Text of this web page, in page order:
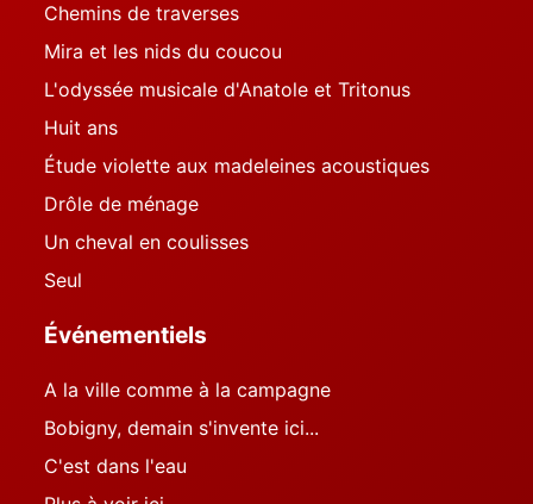
Chemins de traverses
Mira et les nids du coucou
L'odyssée musicale d'Anatole et Tritonus
Huit ans
Étude violette aux madeleines acoustiques
Drôle de ménage
Un cheval en coulisses
Seul
Événementiels
A la ville comme à la campagne
Bobigny, demain s'invente ici...
C'est dans l'eau